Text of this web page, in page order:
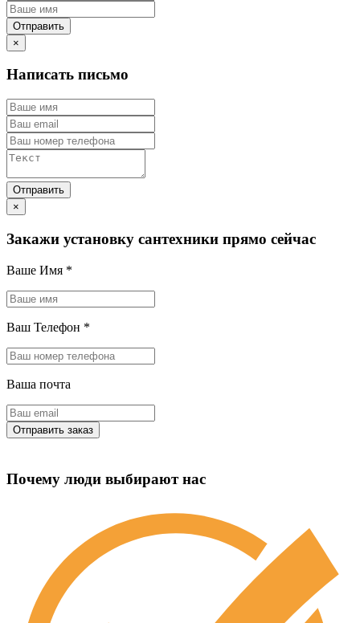
×
Написать письмо
×
Закажи установку сантехники прямо сейчас
Ваше Имя *
Ваш Телефон *
Ваша почта
Почему люди выбирают нас